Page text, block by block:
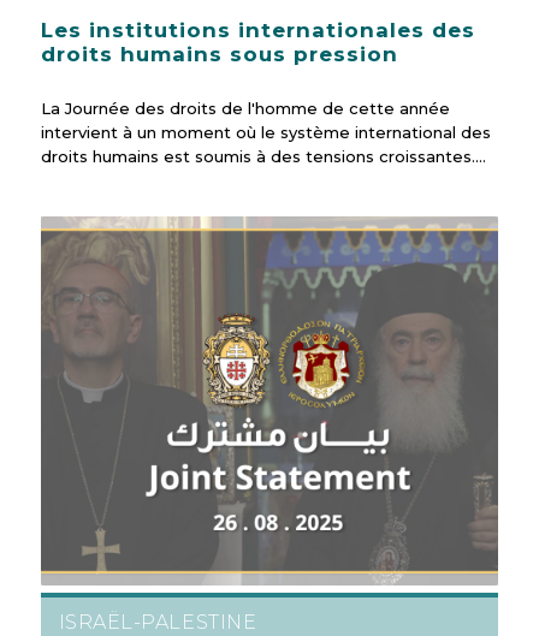
Les institutions internationales des
droits humains sous pression
La Journée des droits de l'homme de cette année
intervient à un moment où le système international des
droits humains est soumis à des tensions croissantes.…
ISRAËL-PALESTINE